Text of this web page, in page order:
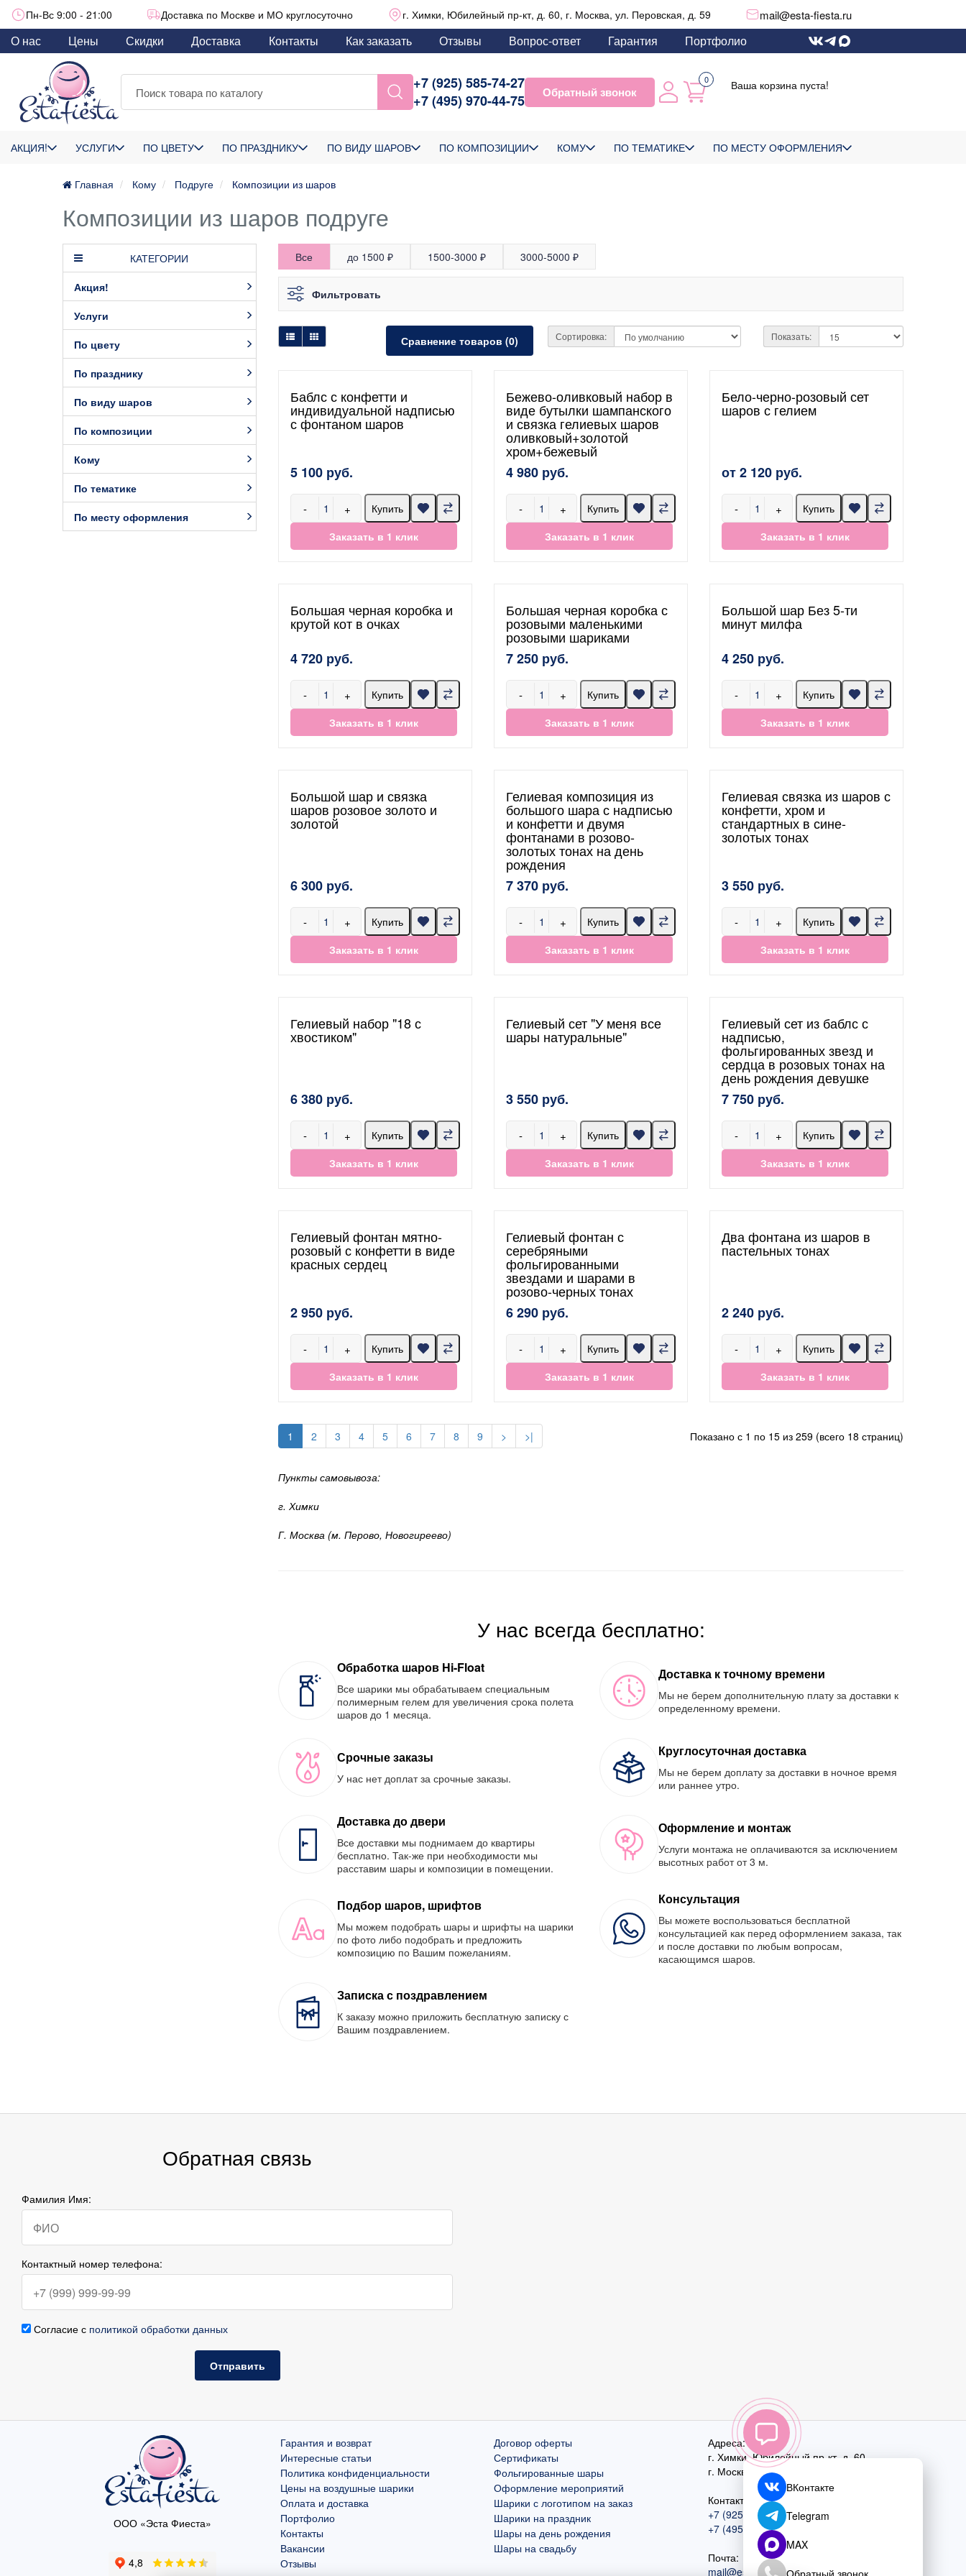
Пн-Вс 9:00 - 21:00 Доставка по Москве и МО круглосуточно г. Химки, Юбилейный пр-кт, д. 60, г. Москва, ул. Перовская, д. 59 mail@esta-fiesta.ru
О нас Цены Скидки Доставка Контакты Как заказать Отзывы Вопрос-ответ Гарантия Портфолио
+7 (925) 585-74-27
+7 (495) 970-44-75
Обратный звонок
0 Ваша корзина пуста!
АКЦИЯ! УСЛУГИ ПО ЦВЕТУ ПО ПРАЗДНИКУ ПО ВИДУ ШАРОВ ПО КОМПОЗИЦИИ КОМУ ПО ТЕМАТИКЕ ПО МЕСТУ ОФОРМЛЕНИЯ
Главная Кому Подруге Композиции из шаров
Композиции из шаров подруге
КАТЕГОРИИ
Акция!
Услуги
По цвету
По празднику
По виду шаров
По композиции
Кому
По тематике
По месту оформления
Все до 1500 ₽ 1500-3000 ₽ 3000-5000 ₽
Фильтровать
Сравнение товаров (0) Сортировка: Показать:
Баблс с конфетти и
индивидуальной надписью
с фонтаном шаров
5 100 руб.
- +
Купить
Заказать в 1 клик
Бежево-оливковый набор в
виде бутылки шампанского
и связка гелиевых шаров
оливковый+золотой
хром+бежевый
4 980 руб.
- +
Купить
Заказать в 1 клик
Бело-черно-розовый сет
шаров с гелием
от 2 120 руб.
- +
Купить
Заказать в 1 клик
Большая черная коробка и
крутой кот в очках
4 720 руб.
- +
Купить
Заказать в 1 клик
Большая черная коробка с
розовыми маленькими
розовыми шариками
7 250 руб.
- +
Купить
Заказать в 1 клик
Большой шар Без 5-ти
минут милфа
4 250 руб.
- +
Купить
Заказать в 1 клик
Большой шар и связка
шаров розовое золото и
золотой
6 300 руб.
- +
Купить
Заказать в 1 клик
Гелиевая композиция из
большого шара с надписью
и конфетти и двумя
фонтанами в розово-
золотых тонах на день
рождения
7 370 руб.
- +
Купить
Заказать в 1 клик
Гелиевая связка из шаров с
конфетти, хром и
стандартных в сине-
золотых тонах
3 550 руб.
- +
Купить
Заказать в 1 клик
Гелиевый набор "18 с
хвостиком"
6 380 руб.
- +
Купить
Заказать в 1 клик
Гелиевый сет "У меня все
шары натуральные"
3 550 руб.
- +
Купить
Заказать в 1 клик
Гелиевый сет из баблс с
надписью,
фольгированных звезд и
сердца в розовых тонах на
день рождения девушке
7 750 руб.
- +
Купить
Заказать в 1 клик
Гелиевый фонтан мятно-
розовый с конфетти в виде
красных сердец
2 950 руб.
- +
Купить
Заказать в 1 клик
Гелиевый фонтан с
серебряными
фольгированными
звездами и шарами в
розово-черных тонах
6 290 руб.
- +
Купить
Заказать в 1 клик
Два фонтана из шаров в
пастельных тонах
2 240 руб.
- +
Купить
Заказать в 1 клик
1 2 3 4 5 6 7 8 9 > >| Показано с 1 по 15 из 259 (всего 18 страниц)
Пункты самовывоза:
г. Химки
Г. Москва (м. Перово, Новогиреево)
У нас всегда бесплатно:
Обработка шаров Hi-Float
Все шарики мы обрабатываем специальным
полимерным гелем для увеличения срока полета
шаров до 1 месяца.
Доставка к точному времени
Мы не берем дополнительную плату за доставки к
определенному времени.
Срочные заказы
У нас нет доплат за срочные заказы.
Круглосуточная доставка
Мы не берем доплату за доставки в ночное время
или раннее утро.
Доставка до двери
Все доставки мы поднимаем до квартиры
бесплатно. Так-же при необходимости мы
расставим шары и композиции в помещении.
Оформление и монтаж
Услуги монтажа не оплачиваются за исключением
высотных работ от 3 м.
Подбор шаров, шрифтов
Мы можем подобрать шары и шрифты на шарики
по фото либо подобрать и предложить
композицию по Вашим пожеланиям.
Консультация
Вы можете воспользоваться бесплатной
консультацией как перед оформлением заказа, так
и после доставки по любым вопросам,
касающимся шаров.
Записка с поздравлением
К заказу можно приложить бесплатную записку с
Вашим поздравлением.
Обратная связь
Фамилия Имя:
Контактный номер телефона:
Согласие с политикой обработки данных
Отправить
ООО «Эста Фиеста»
Гарантия и возврат
Интересные статьи
Политика конфиденциальности
Цены на воздушные шарики
Оплата и доставка
Портфолио
Контакты
Вакансии
Отзывы
Договор оферты
Сертификаты
Фольгированные шары
Оформление мероприятий
Шарики с логотипом на заказ
Шарики на праздник
Шары на день рождения
Шары на свадьбу
Адреса:
г. Химки, Юбилейный пр-кт, д. 60
г. Москва
ул. Перовская, д. 59
Контактный номер:
+7 (925) 585-74-27
+7 (495) 970-44-75
Почта:
mail@esta-fiesta.ru
ВКонтакте
Telegram
MAX
Обратный звонок